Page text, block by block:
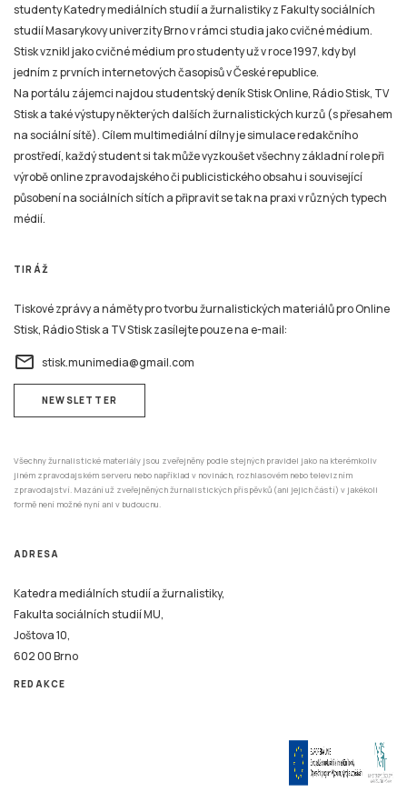
studenty Katedry mediálních studií a žurnalistiky z Fakulty sociálních
studií Masarykovy univerzity Brno v rámci studia jako cvičné médium.
Stisk vznikl jako cvičné médium pro studenty už v roce 1997, kdy byl
jedním z prvních internetových časopisů v České republice.
Na portálu zájemci najdou studentský deník Stisk Online, Rádio Stisk, TV
Stisk a také výstupy některých dalších žurnalistických kurzů (s přesahem
na sociální sítě). Cílem multimediální dílny je simulace redakčního
prostředí, každý student si tak může vyzkoušet všechny základní role při
výrobě online zpravodajského či publicistického obsahu i související
působení na sociálních sítích a připravit se tak na praxi v různých typech
médií.
TIRÁŽ
Tiskové zprávy a náměty pro tvorbu žurnalistických materiálů pro Online
Stisk, Rádio Stisk a TV Stisk zasílejte pouze na e-mail:
email stisk.munimedia@gmail.com
NEWSLETTER
Všechny žurnalistické materiály jsou zveřejněny podle stejných pravidel jako na kterémkoliv
jiném zpravodajském serveru nebo například v novinách, rozhlasovém nebo televizním
zpravodajství. Mazání už zveřejněných žurnalistických příspěvků (ani jejich částí) v jakékoli
formě není možné nyní ani v budoucnu.
ADRESA
Katedra mediálních studií a žurnalistiky,
Fakulta sociálních studií MU,
Joštova 10,
602 00 Brno
REDAKCE